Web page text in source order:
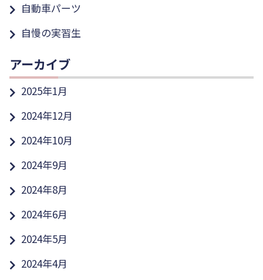
自動車パーツ
自慢の実習生
アーカイブ
2025年1月
2024年12月
2024年10月
2024年9月
2024年8月
2024年6月
2024年5月
2024年4月